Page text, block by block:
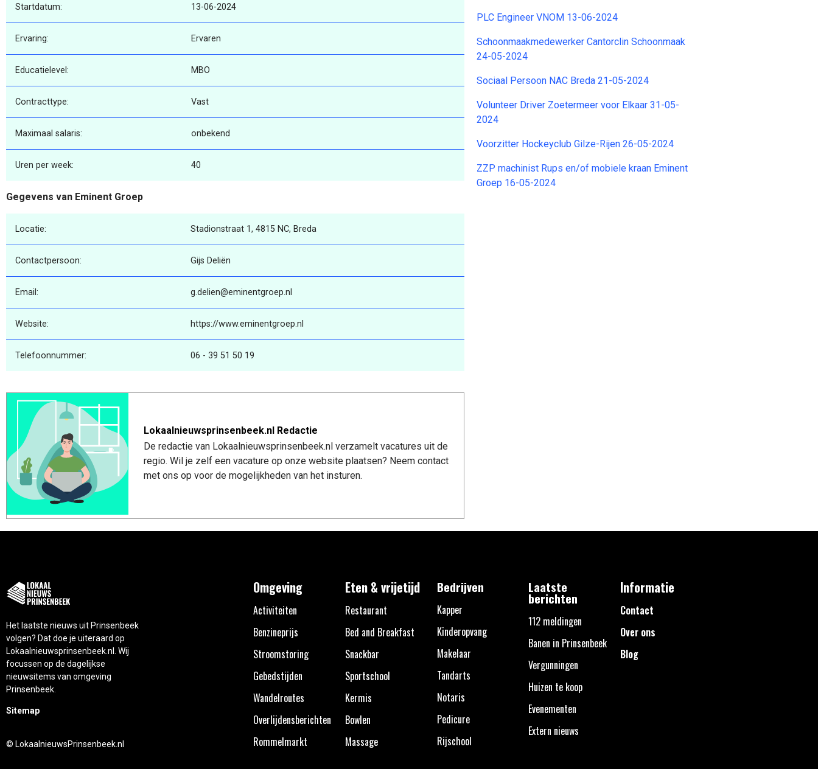
Startdatum: 13-06-2024
Ervaring: Ervaren
Educatielevel: MBO
Contracttype: Vast
Maximaal salaris: onbekend
Uren per week: 40
Gegevens van Eminent Groep
Locatie: Stadionstraat 1, 4815 NC, Breda
Contactpersoon: Gijs Deliën
Email: g.delien@eminentgroep.nl
Website: https://www.eminentgroep.nl
Telefoonnummer: 06 - 39 51 50 19
Lokaalnieuwsprinsenbeek.nl Redactie
De redactie van Lokaalnieuwsprinsenbeek.nl verzamelt vacatures uit de
regio. Wil je zelf een vacature op onze website plaatsen? Neem contact
met ons op voor de mogelijkheden van het insturen.
PLC Engineer VNOM 13-06-2024
Schoonmaakmedewerker Cantorclin Schoonmaak
24-05-2024
Sociaal Persoon NAC Breda 21-05-2024
Volunteer Driver Zoetermeer voor Elkaar 31-05-
2024
Voorzitter Hockeyclub Gilze-Rijen 26-05-2024
ZZP machinist Rups en/of mobiele kraan Eminent
Groep 16-05-2024
Het laatste nieuws uit Prinsenbeek
volgen? Dat doe je uiteraard op
Lokaalnieuwsprinsenbeek.nl. Wij
focussen op de dagelijkse
nieuwsitems van omgeving
Prinsenbeek.
Sitemap
© LokaalnieuwsPrinsenbeek.nl
Omgeving
Activiteiten
Benzineprijs
Stroomstoring
Gebedstijden
Wandelroutes
Overlijdensberichten
Rommelmarkt
Eten & vrijetijd
Restaurant
Bed and Breakfast
Snackbar
Sportschool
Kermis
Bowlen
Massage
Bedrijven
Kapper
Kinderopvang
Makelaar
Tandarts
Notaris
Pedicure
Rijschool
Laatste
berichten
112 meldingen
Banen in Prinsenbeek
Vergunningen
Huizen te koop
Evenementen
Extern nieuws
Informatie
Contact
Over ons
Blog